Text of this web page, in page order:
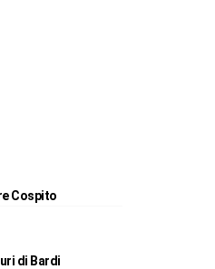
Cospito
di Bardi